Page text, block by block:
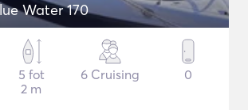
Water 170
5 fot
2 m
6 Cruising 0